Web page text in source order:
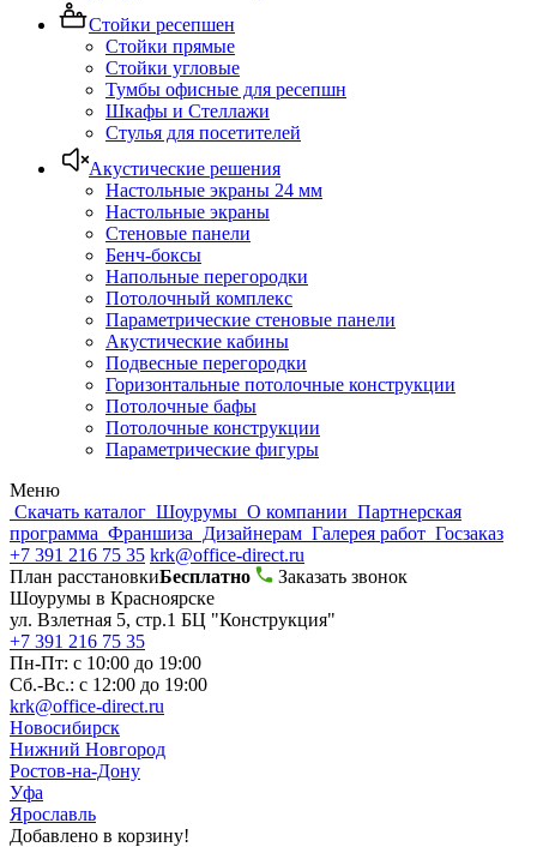
Стойки ресепшен
Стойки прямые
Стойки угловые
Тумбы офисные для ресепшн
Шкафы и Стеллажи
Стулья для посетителей
Акустические решения
Настольные экраны 24 мм
Настольные экраны
Стеновые панели
Бенч-боксы
Напольные перегородки
Потолочный комплекс
Параметрические стеновые панели
Акустические кабины
Подвесные перегородки
Горизонтальные потолочные конструкции
Потолочные бафы
Потолочные конструкции
Параметрические фигуры
Меню
Скачать каталог Шоурумы О компании Партнерская
программа Франшиза Дизайнерам Галерея работ Госзаказ
+7 391 216 75 35 krk@office-direct.ru
План расстановкиБесплатно
Заказать звонок
Шоурумы в Красноярске
ул. Взлетная 5, стр.1 БЦ "Конструкция"
+7 391 216 75 35
Пн-Пт: с 10:00 до 19:00
Сб.-Вс.: с 12:00 до 19:00
krk@office-direct.ru
Новосибирск
Нижний Новгород
Ростов-на-Дону
Уфа
Ярославль
Добавлено в корзину!